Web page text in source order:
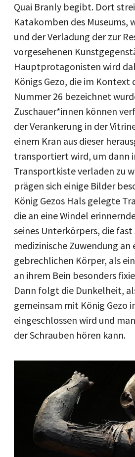
Quai Branly begibt. Dort
Katakomben des Museums,
und der Verladung der zur
vorgesehenen
Hauptprotagonisten wird
Königs Gezo, die im Kontext
Nummer 26 bezeichnet
Zuschauer*innen können
der Verankerung in der
einem Kran aus dieser
transportiert wird, um dann
Transportkiste verladen zu
prägen sich einige Bilder
König Gezos Hals gelegte
die an eine Windel
seines Unterkörpers, die fast
medizinische Zuwendung an
gebrechlichen Körper, als
an ihrem Bein besonders
Dann folgt die Dunkelheit,
gemeinsam mit König Gezo
eingeschlossen wird und
der Schrauben hören kann.